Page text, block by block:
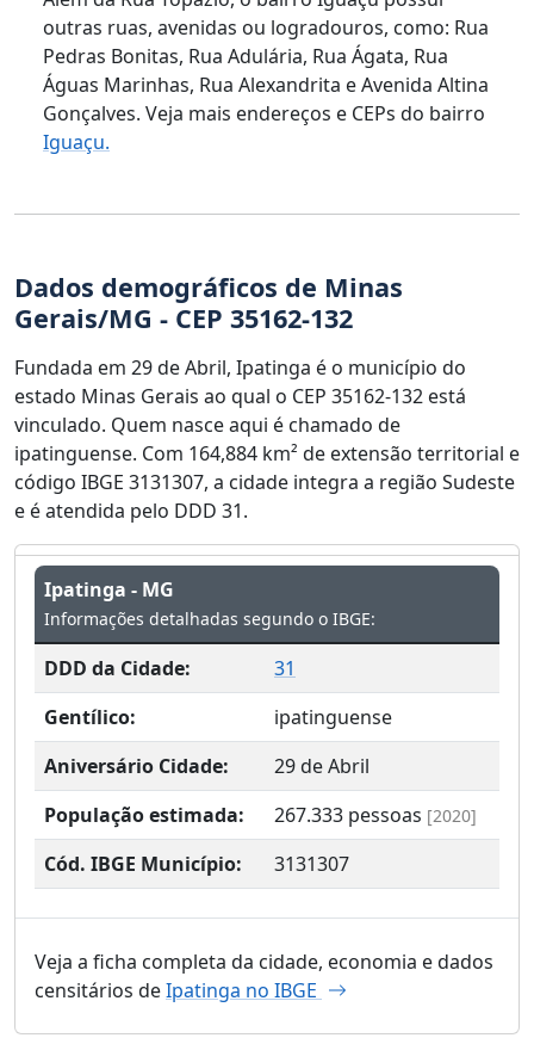
outras ruas, avenidas ou logradouros, como: Rua
Pedras Bonitas, Rua Adulária, Rua Ágata, Rua
Águas Marinhas, Rua Alexandrita e Avenida Altina
Gonçalves. Veja mais endereços e CEPs do bairro
Iguaçu.
Dados demográficos de Minas
Gerais/MG - CEP 35162-132
Fundada em 29 de Abril, Ipatinga é o município do
estado Minas Gerais ao qual o CEP 35162-132 está
vinculado. Quem nasce aqui é chamado de
ipatinguense. Com 164,884 km² de extensão territorial e
código IBGE 3131307, a cidade integra a região Sudeste
e é atendida pelo DDD 31.
Ipatinga - MG
Informações detalhadas segundo o IBGE:
DDD da Cidade:
31
Gentílico:
ipatinguense
Aniversário Cidade:
29 de Abril
População estimada:
267.333 pessoas [2020]
Cód. IBGE Município: 3131307
Veja a ficha completa da cidade, economia e dados
censitários deIpatinga no IBGE